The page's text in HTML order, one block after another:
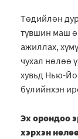
Төдийлөн
түвшин маш
ажиллах,
чухал нөлөө
хувьд Нью-
бүлийнхэн
Эх орондоо
хэрхэн